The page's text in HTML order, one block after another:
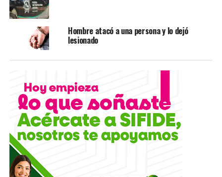
Hombre atacó a una persona y lo dejó
lesionado